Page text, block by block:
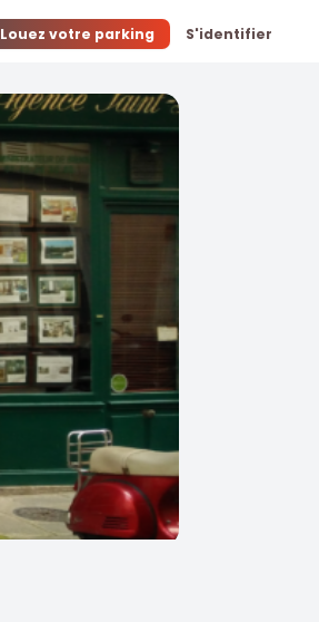
Louez votre parking S'identifier